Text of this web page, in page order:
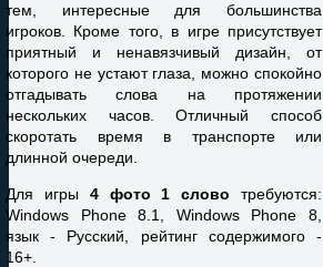
тем, интересные для большинства
игроков. Кроме того, в игре присутствует
приятный и ненавязчивый дизайн, от
которого не устают глаза, можно спокойно
отгадывать слова на протяжении
нескольких часов. Отличный способ
скоротать время в транспорте или
длинной очереди.
Для игры 4 фото 1 слово требуются:
Windows Phone 8.1, Windows Phone 8,
язык - Русский, рейтинг содержимого -
16+.